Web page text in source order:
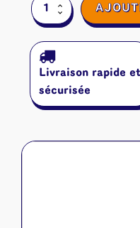
quantité
de
&
Gold
Livraison rapide et
sécurisée